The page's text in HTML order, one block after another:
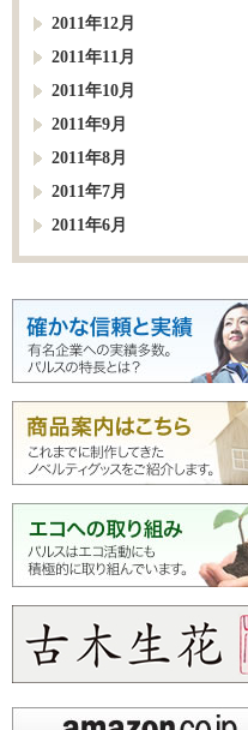
2011年12月
2011年11月
2011年10月
2011年9月
2011年8月
2011年7月
2011年6月